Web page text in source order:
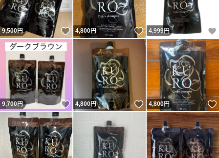
9,500円 いいね！
4,800円 いいね！
4,999円
9,700円 いいね！
4,800円 いいね！
4,800円